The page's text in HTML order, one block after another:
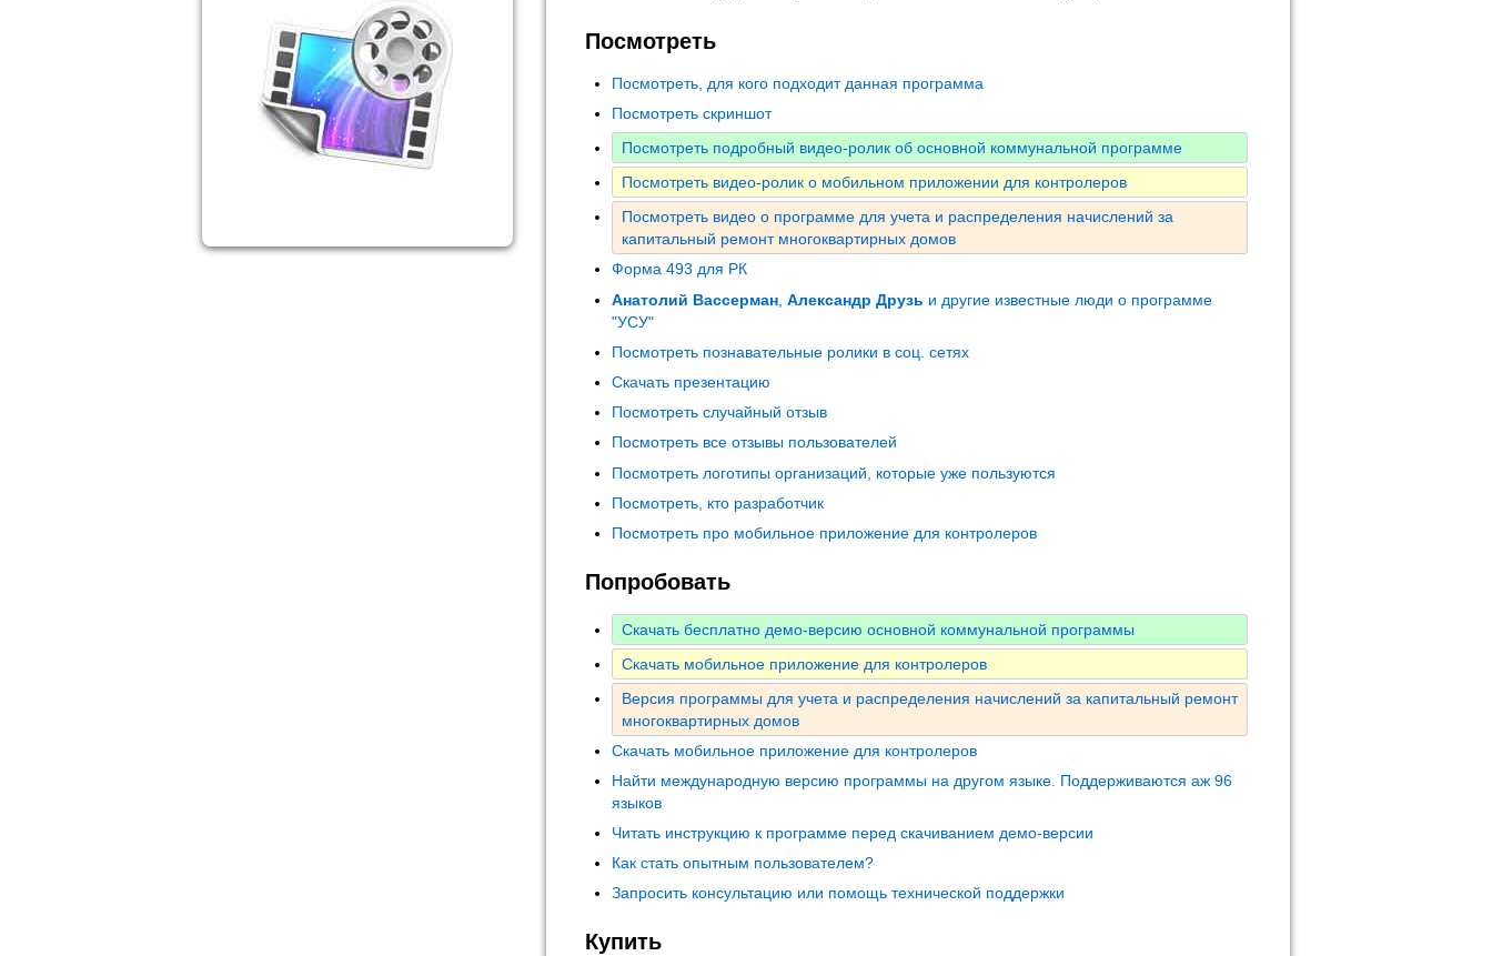
Посмотреть
Посмотреть, для кого подходит данная программа
Посмотреть скриншот
Посмотреть подробный видео-ролик об основной коммунальной программе
Посмотреть видео-ролик о мобильном приложении для контролеров
Посмотреть видео о программе для учета и распределения начислений за
капитальный ремонт многоквартирных домов
Форма 493 для РК
Анатолий Вассерман Александр Друзь и другие известные люди о программе
"УСУ"
Посмотреть познавательные ролики в соц. сетях
Скачать презентацию
Посмотреть случайный отзыв
Посмотреть все отзывы пользователей
Посмотреть логотипы организаций, которые уже пользуются
Посмотреть, кто разработчик
Посмотреть про мобильное приложение для контролеров
Попробовать
Скачать бесплатно демо-версию основной коммунальной программы
Скачать мобильное приложение для контролеров
Версия программы для учета и распределения начислений за капитальный ремонт
многоквартирных домов
Скачать мобильное приложение для контролеров
Найти международную версию программы на другом языке. Поддерживаются аж 96
языков
Читать инструкцию к программе перед скачиванием демо-версии
Как стать опытным пользователем?
Запросить консультацию или помощь технической поддержки
Купить